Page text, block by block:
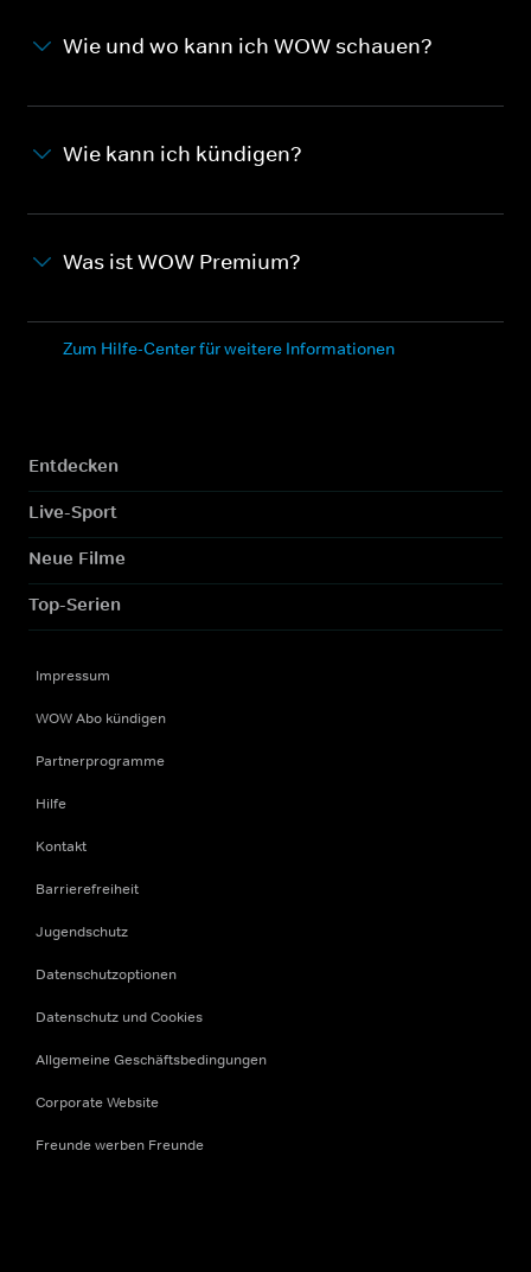
Wie und wo kann ich WOW schauen?
Wie kann ich kündigen?
Was ist WOW Premium?
Zum Hilfe-Center für weitere Informationen
Entdecken
Live-Sport
Neue Filme
Top-Serien
Impressum
WOW Abo kündigen
Partnerprogramme
Hilfe
Kontakt
Barrierefreiheit
Jugendschutz
Datenschutzoptionen
Datenschutz und Cookies
Allgemeine Geschäftsbedingungen
Corporate Website
Freunde werben Freunde